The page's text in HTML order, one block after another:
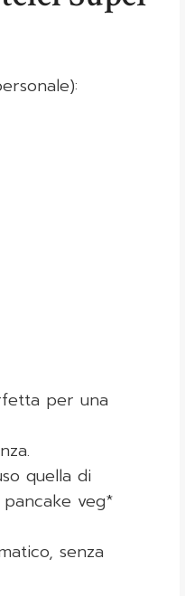
per una
quella di
veg*
senza